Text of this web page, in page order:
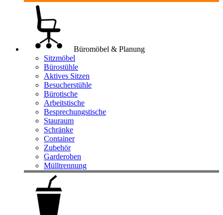
Büromöbel & Planung
Sitzmöbel
Bürostühle
Aktives Sitzen
Besucherstühle
Bürotische
Arbeitstische
Besprechungstische
Stauraum
Schränke
Container
Zubehör
Garderoben
Mülltrennung